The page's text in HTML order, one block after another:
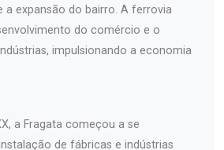
a expansão do bairro. A ferrovia
do comércio e o
impulsionando a economia
a Fragata começou a se
de fábricas e indústrias